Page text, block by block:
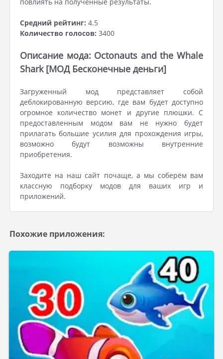
Средний рейтинг: 4.5
Количество голосов: 3400
Описание мода: Octonauts and the Whale
Shark [МОД Бесконечные деньги]
Загруженный мод представляет собой
деблокированную версию, где вам будет доступно
огромное количество монет и другие плюшки. С
предоставленным модом вам не нужно будет
прилагать большие усилия для прохождения игры,
возможно будут возможны внутренние
приобретения.
Заходите на наш сайт почаще, а мы соберём вам
классную подборку модов для ваших игр и
приложений.
Похожие приложения: